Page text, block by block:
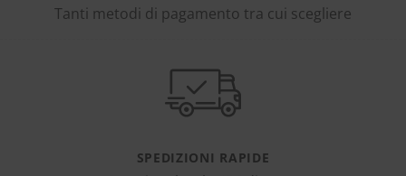
Tanti metodi di pagamento tra cui scegliere
SPEDIZIONI RAPIDE